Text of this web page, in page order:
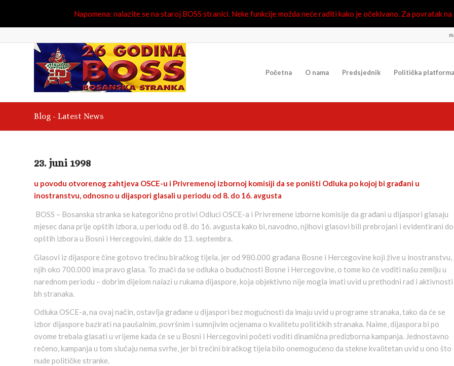
Početna O nama Predsjednik Politička platforma
Blog - Latest News
23. juni 1998
u povodu otvorenog zahtjeva OSCE-u i Privremenoj izbornoj komisiji da se poništi Odluka po kojoj bi građani u
inostranstvu, odnosno u dijaspori glasali u periodu od 8. do 16. avgusta
BOSS – Bosanska stranka se kategorično protivi Odluci OSCE-a i Privremene izborne komisije da građani u dijaspori glasaju
mjesec dana prije opštih izbora, u periodu od 8. do 16. avgusta kako bi, navodno, njihovi glasovi bili prebrojani i evidentirani do
opštih izbora u Bosni i Hercegovini, dakle do 13. septembra.
Glasovi iz dijaspore čine gotovo trećinu biračkog tijela, jer od 980.000 građana Bosne i Hercegovine koji žive u inostranstvu,
njih oko 700.000 ima pravo glasa. To znači da se odluka o budućnosti Bosne i Hercegovine, o tome ko će voditi našu zemlju u
narednom periodu – dobrim dijelom nalazi u rukama dijaspore, koja objektivno nije mogla imati uvid u prethodni rad i aktivnosti
bh stranaka.
Odluka OSCE-a, na ovaj način, ostavlja građane u dijaspori bez mogućnosti da imaju uvid u programe stranaka, tako da će se
izbor dijaspore bazirati na paušalnim, površnim i sumnjivim ocjenama o kvalitetu političkih stranaka. Naime, dijaspora bi po
ovome trebala glasati u vrijeme kada će se u Bosni i Hercegovini početi voditi dinamična predizborna kampanja. Jednostavno
rečeno, kampanja u tom slučaju nema svrhe, jer bi trećini biračkog tijela bilo onemogućeno da stekne kvalitetan uvid u ono što
nude političke stranke.
Napomena: nalazite se na staroj BOSS stranici. Neke funkcije možda neće raditi kako je očekivano. Za povratak